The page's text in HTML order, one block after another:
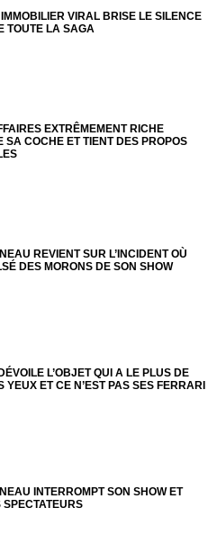
VIRAL BRISE LE SILENCE
TOUTE LA SAGA
EXTRÊMEMENT RICHE
SA COCHE ET TIENT DES PROPOS
REVIENT SUR L’INCIDENT OÙ
DES MORONS DE SON SHOW
L’OBJET QUI A LE PLUS DE
YEUX ET CE N’EST PAS SES FERRARI
INTERROMPT SON SHOW ET
SPECTATEURS